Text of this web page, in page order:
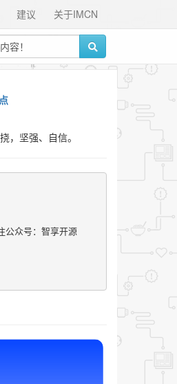
关于IMCN
建议
，坚强、自信。
公众号：智享开源